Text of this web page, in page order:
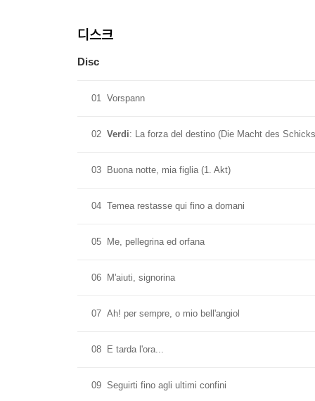
디스크
Disc
01 Vorspann
02 Verdi: La forza del destino (Die Macht des
03 Buona notte, mia figlia (1. Akt)
04 Temea restasse qui fino a domani
05 Me, pellegrina ed orfana
06 M'aiuti, signorina
07 Ah! per sempre, o mio bell'angiol
08 E tarda l'ora...
09 Seguirti fino agli ultimi confini